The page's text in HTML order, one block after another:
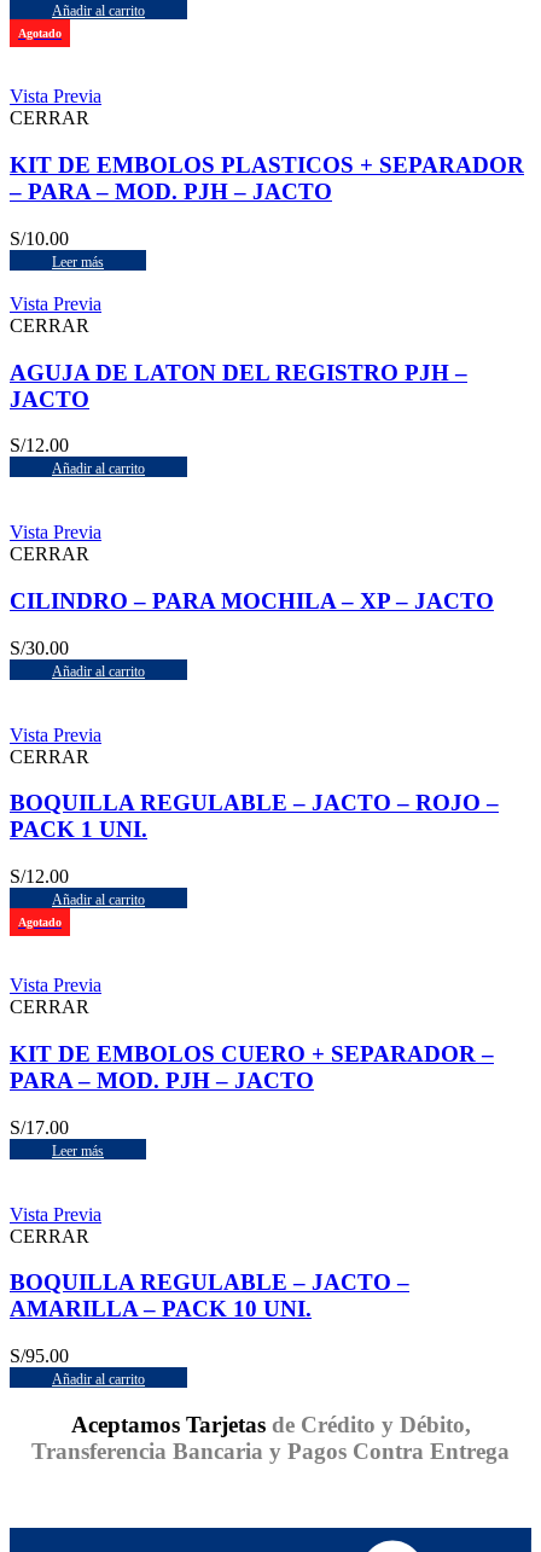
Añadir al carrito
Agotado
Vista Previa
CERRAR
KIT DE EMBOLOS PLASTICOS + SEPARADOR
– PARA – MOD. PJH – JACTO
S/10.00
Leer más
Vista Previa
CERRAR
AGUJA DE LATON DEL REGISTRO PJH –
JACTO
S/12.00
Añadir al carrito
Vista Previa
CERRAR
CILINDRO – PARA MOCHILA – XP – JACTO
S/30.00
Añadir al carrito
Vista Previa
CERRAR
BOQUILLA REGULABLE – JACTO – ROJO –
PACK 1 UNI.
S/12.00
Añadir al carrito
Agotado
Vista Previa
CERRAR
KIT DE EMBOLOS CUERO + SEPARADOR –
PARA – MOD. PJH – JACTO
S/17.00
Leer más
Vista Previa
CERRAR
BOQUILLA REGULABLE – JACTO –
AMARILLA – PACK 10 UNI.
S/95.00
Añadir al carrito
Aceptamos Tarjetas de Crédito y Débito,
Transferencia Bancaria y Pagos Contra Entrega